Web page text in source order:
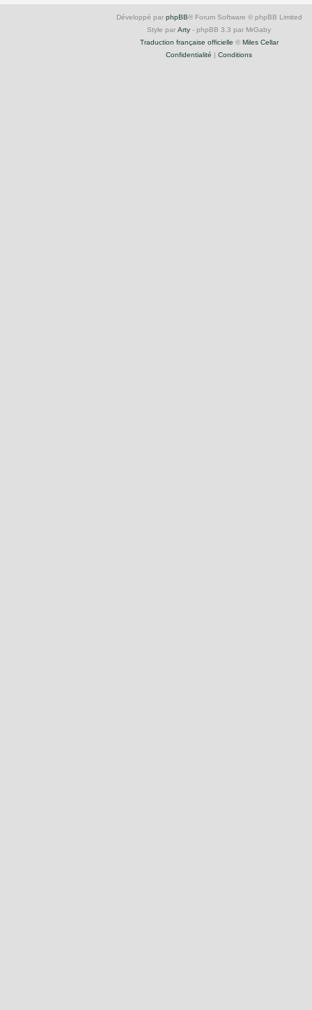
Développé par phpBB® Forum Software © phpBB Limited
Style par Arty - phpBB 3.3 par MrGaby
Traduction française officielle © Miles Cellar
Confidentialité | Conditions